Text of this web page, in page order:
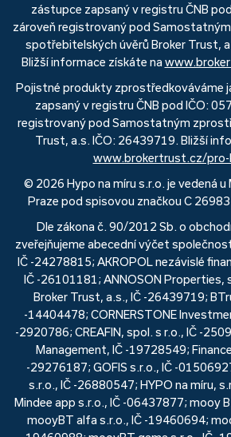
zástupce zapsaný v registru ČNB
zároveň registrovaný pod
spotřebitelských úvěrů Broker Trust,
Bližší informace získáte na
Pojistné produkty zprostředkováváme
zapsaný v registru ČNB pod IČO:
registrovaný pod Samostatným
Trust, a.s. IČO: 26439719. Bližší
www.brokertrust.cz/pro-
© 2026 Hypo na míru s.r.o. je vedená
Praze pod spisovou značkou C
Dle zákona č. 90/2012 Sb. o
zveřejňujeme abecední výčet
IČ -24278815; AKROPOL nezávislé
IČ -26101181; ANNOSON Properties,
Broker Trust, a.s., IČ -26439719;
-14404478; CORNERSTONE
-2920786; CREAFIN, spol. s r.o., IČ -
Management, IČ -19728549;
-29276187; GOFIS s.r.o., IČ -
s.r.o., IČ -26880547; HYPO na míru,
Mindee app s.r.o., IČ -06437877; mooy
mooyBT alfa s.r.o., IČ -19460694;